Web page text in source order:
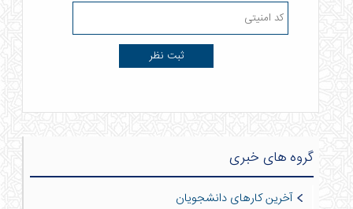
گروه های خبری
آخرین کارهای دانشجویان